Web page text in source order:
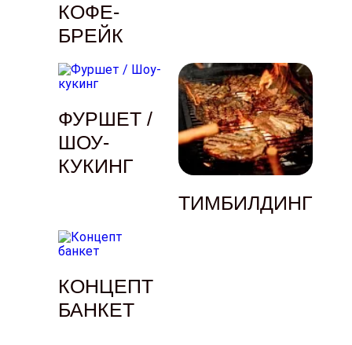
КОФЕ-
БРЕЙК
ФУРШЕТ /
ШОУ-
КУКИНГ
ТИМБИЛДИНГ
КОНЦЕПТ
БАНКЕТ